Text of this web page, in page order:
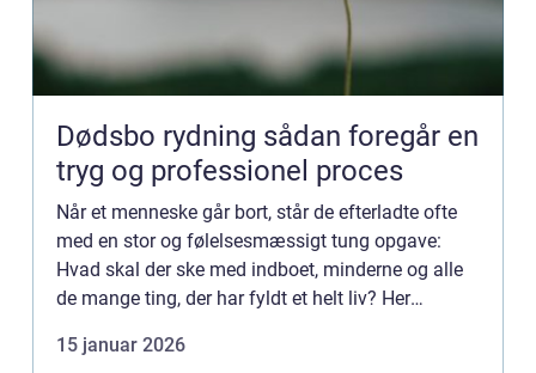
Dødsbo rydning sådan foregår en
tryg og professionel proces
Når et menneske går bort, står de efterladte ofte
med en stor og følelsesmæssigt tung opgave:
Hvad skal der ske med indboet, minderne og alle
de mange ting, der har fyldt et helt liv? Her
billedet. En erfaren ...
15 januar 2026